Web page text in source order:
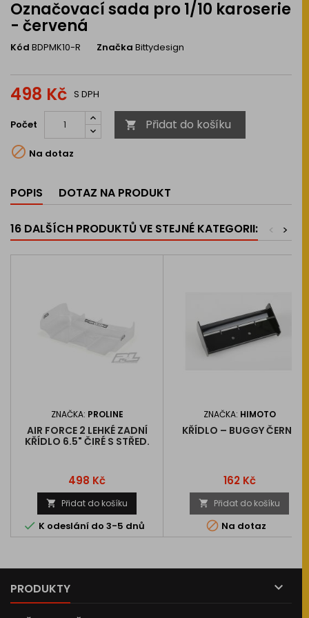
Označovací sada pro 1/10 karoserie
- červená
Kód BDPMK10-R Značka Bittydesign
498 Kč S DPH
Počet  Přidat do košíku
 Na dotaz
POPIS DOTAZ NA PRODUKT
16 DALŠÍCH PRODUKTŮ VE STEJNÉ KATEGORII: >
<
ZNAČKA: PROLINE
AIR FORCE 2 LEHKÉ ZADNÍ
KŘÍDLO 6.5" ČIRÉ S STŘED.
Cena
498 Kč
 Přidat do košíku
 K odeslání do 3-5 dnů
ZNAČKA: HIMOTO
KŘÍDLO – BUGGY ČERNÉ
Cena
162 Kč
 Přidat do košíku
 Na dotaz
PRODUKTY 